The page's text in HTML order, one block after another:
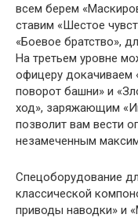
всем берем
ставим «Шестое
«Боевое братство»,
На третьем уровне
офицеру докачиваем
поворот башни» и
ход», заряжающим
позволит вам вести
незамеченным
Спецоборудование
классической
приводы наводки» и